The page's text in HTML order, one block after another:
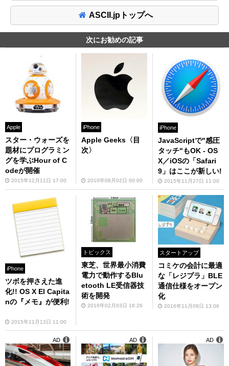
ASCII.jpトップへ
次にお勧めの記事
Apple
スター・ウォーズを
題材にプログラミン
グを学ぶHour of C
odeが開催
2015年12月11日 17:00
iPhone
Apple Geeks〈目
次〉
2010年08月02日 00:00
iPhone
JavaScriptで"感圧
タッチ"もOK - OS
X／iOSの「Safari
9」はここが新しい!
2015年11月27日 11:00
iPhone
ツボを押さえた進
化!! OS X El Capita
nの『メモ』が便利!
2015年11月13日 11:00
トピックス
東芝、世界最小消費
電力で動作するBlu
etooth LE受信器技
術を開発
2016年02月03日 16:26
スタートアップ
コミケの会計に最適
な「レジプラ」BLE
通信仕様をオープン
化
2016年11月09日 13:06
AD AD AD